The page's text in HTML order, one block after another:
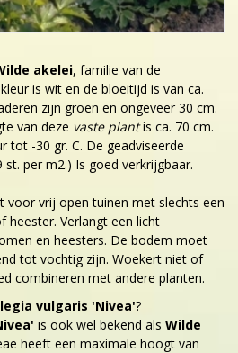
akelei, familie van de
is wit en de bloeitijd is van ca.
zijn groen en ongeveer 30 cm.
van deze vaste plantis ca. 70 cm.
tot -30 gr. C. De geadviseerde
per m2.) Is goed verkrijgbaar.
voor vrij open tuinen met slechts een
heester. Verlangt een licht
en heesters. De bodem moet
tot vochtig zijn. Woekert niet of
combineren met andere planten.
vulgaris 'Nivea'?
is ook wel bekend als Wilde
heeft een maximale hoogt van